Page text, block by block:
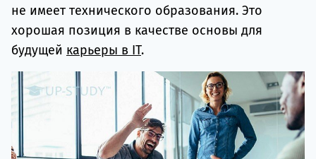
не имеет технического образования. Это
хорошая позиция в качестве основы для
будущей карьеры в IT.